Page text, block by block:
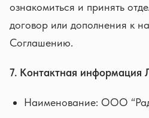
ознакомиться и принять
договор или дополнения к
Соглашению.
7. Контактная информация
Наименование: ООО